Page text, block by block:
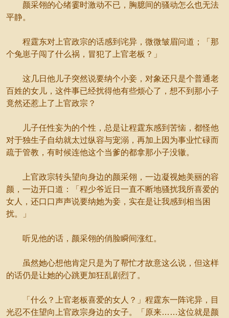
颜采翎的心绪霎时激动不已，胸臆间的骚动怎么也无法
平静。
程霆东对上官政宗的话感到诧异，微微皱眉问道；「那
个兔崽子闯了什么祸，冒犯了上官老板？」
这几日他儿子突然说要纳个小妾，对象还只是个普通老
百姓的女儿，这件事已经扰得他有些烦心了，想不到那小子
竟然还惹上了上官政宗？
儿子任性妄为的个性，总是让程霆东感到苦恼，都怪他
对于独生子自幼就太过纵容与宠溺，再加上因为事业忙碌而
疏于管教，有时候连他这个当爹的都拿那小子没辙。
上官政宗转头望向身边的颜采翎，一边凝视她美丽的容
颜，一边开口道：「程少爷近日一直不断地骚扰我所喜爱的
女人，还口口声声说要纳她为妾，实在是让我感到相当困
扰。」
听见他的话，颜采翎的俏脸瞬间涨红。
虽然她心想他肯定只是为了帮忙才故意这么说，但这样
的话仍是让她的心跳更加狂乱剧烈了。
「什么？上官老板喜爱的女人？」程霆东一阵诧异，目
光忍不住望向上官政宗身边的女子。「原来……这位就是颜